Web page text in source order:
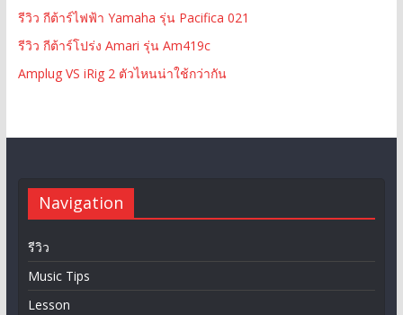
รีวิว กีต้าร์ไฟฟ้า Yamaha รุ่น Pacifica 021
รีวิว กีต้าร์โปร่ง Amari รุ่น Am419c
Amplug VS iRig 2 ตัวไหนน่าใช้กว่ากัน
Navigation
รีวิว
Music Tips
Lesson